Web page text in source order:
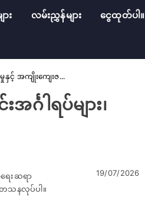
း လမ်းညွှန်များ ငွေထုတ်ပါ။
င့် အကျိုးကျေးဇ...
ဂါရပ်များ၊
ေးဆရာ
ေသနလုပ်ပါ။
19/07/2026